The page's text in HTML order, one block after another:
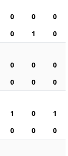
0 0
0
0 1
0
0 0
0
0 0
0
1 0
1
0 0
0